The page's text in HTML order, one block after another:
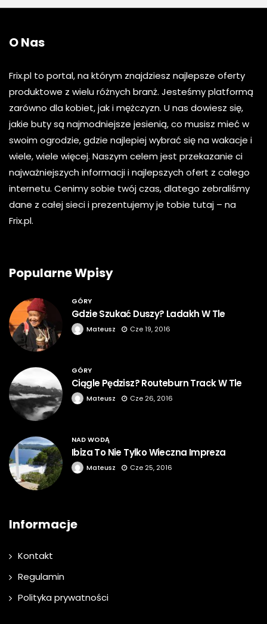
O Nas
Frix.pl to portal, na którym znajdziesz najlepsze oferty
produktowe z wielu różnych branż. Jesteśmy platformą
zarówno dla kobiet, jak i mężczyzn. U nas dowiesz się,
jakie buty są najmodniejsze jesienią, co musisz mieć w
swoim ogrodzie, gdzie najlepiej wybrać się na wakacje i
wiele, wiele więcej. Naszym celem jest przekazanie ci
najważniejszych informacji i najlepszych ofert z całego
internetu. Cenimy sobie twój czas, dlatego zebraliśmy
dane z całej sieci i prezentujemy je tobie tutaj – na
Frix.pl.
Popularne Wpisy
GÓRY
Gdzie Szukać Duszy? Ladakh W Tle
Mateusz Cze 19, 2016
GÓRY
Ciągle Pędzisz? Routeburn Track W Tle
Mateusz Cze 26, 2016
NAD WODĄ
Ibiza To Nie Tylko Wieczna Impreza
Mateusz Cze 25, 2016
Informacje
Kontakt
Regulamin
Polityka prywatności